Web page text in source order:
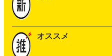
オススメ